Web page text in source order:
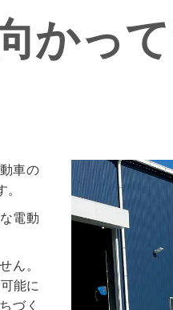
かって
車の
電動
ん。
能に
づく